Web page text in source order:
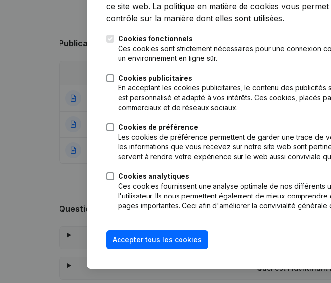
Publicationsde Sannister
Publication
28-06-2024 Siège Social
01-12-2023 Statuts (Traduction, Coordination, Autres
17-07-2018 Rubrique Constitution (Nouvelle Personne Morale,
Questions fréquemment posées
Quel est le numéro
Quel est l'identifiant
ce site web. La politique en matière de cookies vous permet
contrôle sur la manière dont elles sont utilisées.
Cookies fonctionnels
Ces cookies sont strictement nécessaires pour une connexion
un environnement en ligne sûr.
Cookies publicitaires
En acceptant les cookies publicitaires, le contenu des publicités
est personnalisé et adapté à vos intérêts. Ces cookies, placés
commerciaux et de réseaux sociaux.
Cookies de préférence
Les cookies de préférence permettent de garder une trace de
les informations que vous recevez sur notre site web sont
servent à rendre votre expérience sur le web aussi conviviale
Cookies analytiques
Ces cookies fournissent une analyse optimale de nos différents
l'utilisateur. Ils nous permettent également de mieux
pages importantes. Ceci afin d'améliorer la convivialité générale
Accepter tous les cookies